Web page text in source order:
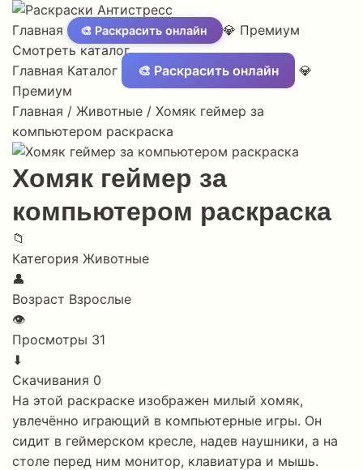
Главная 🎨 Раскрасить онлайн
💎 Премиум
Смотреть каталог
Главная Каталог 🎨 Раскрасить онлайн
💎
Премиум
Главная / Животные / Хомяк геймер за
компьютером раскраска
Хомяк геймер за
компьютером раскраска
📁
Категория Животные
👤
Возраст Взрослые
👁
Просмотры 31
⬇
Скачивания 0
На этой раскраске изображен милый хомяк,
увлечённо играющий в компьютерные игры. Он
сидит в геймерском кресле, надев наушники, а на
столе перед ним монитор, клавиатура и мышь.